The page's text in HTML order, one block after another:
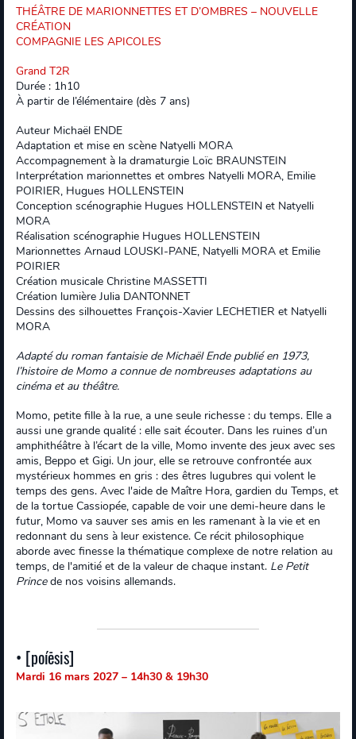
THÉÂTRE DE MARIONNETTES ET D’OMBRES – NOUVELLE
CRÉATION
COMPAGNIE LES APICOLES
Grand T2R
Durée : 1h10
À partir de l’élémentaire (dès 7 ans)
Auteur Michaël ENDE
Adaptation et mise en scène Natyelli MORA
Accompagnement à la dramaturgie Loïc BRAUNSTEIN
Interprétation marionnettes et ombres Natyelli MORA, Emilie
POIRIER, Hugues HOLLENSTEIN
Conception scénographie Hugues HOLLENSTEIN et Natyelli
MORA
Réalisation scénographie Hugues HOLLENSTEIN
Marionnettes Arnaud LOUSKI-PANE, Natyelli MORA et Emilie
POIRIER
Création musicale Christine MASSETTI
Création lumière Julia DANTONNET
Dessins des silhouettes François-Xavier LECHETIER et Natyelli
MORA
Adapté du roman fantaisie de Michaël Ende publié en 1973,
l’histoire de Momo a connue de nombreuses adaptations au
cinéma et au théâtre.
Momo, petite fille à la rue, a une seule richesse : du temps. Elle a
aussi une grande qualité : elle sait écouter. Dans les ruines d’un
amphithéâtre à l’écart de la ville, Momo invente des jeux avec ses
amis, Beppo et Gigi. Un jour, elle se retrouve confrontée aux
mystérieux hommes en gris : des êtres lugubres qui volent le
temps des gens. Avec l'aide de Maître Hora, gardien du Temps, et
de la tortue Cassiopée, capable de voir une demi-heure dans le
futur, Momo va sauver ses amis en les ramenant à la vie et en
redonnant du sens à leur existence. Ce récit philosophique
aborde avec finesse la thématique complexe de notre relation au
temps, de l'amitié et de la valeur de chaque instant. Le Petit
Princede nos voisins allemands.
• [poíēsis]
Mardi 16 mars 2027 – 14h30 & 19h30